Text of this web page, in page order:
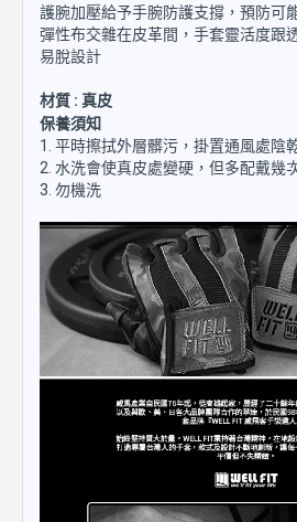
護腕加壓給予手腕防護支撐，預防可
彈性布交雜在皮革間，手套靈活度跟
易脫設計
材質 : 真皮
保養須知
1. 平時擦拭外層髒污，掛置通風處陰
2. 水洗會使真皮處變硬，但多配戴幾
3. 勿機洗